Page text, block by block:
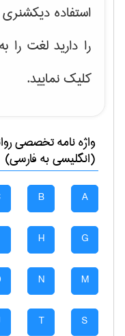
استفاده
را دارید لغت
کلیک نمایید.
واژه نامه تخصصی
(انگلیسی به فارسی)
A
B
G
H
M
N
S
T